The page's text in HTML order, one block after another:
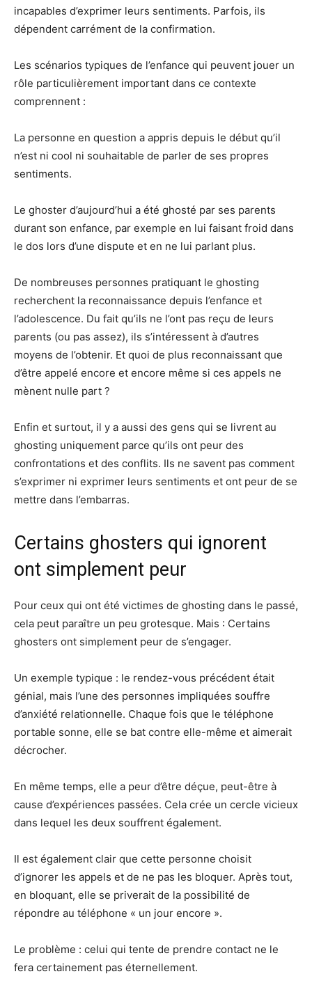
incapables d’exprimer leurs sentiments. Parfois, ils
dépendent carrément de la confirmation.
Les scénarios typiques de l’enfance qui peuvent jouer un
rôle particulièrement important dans ce contexte
comprennent :
La personne en question a appris depuis le début qu’il
n’est ni cool ni souhaitable de parler de ses propres
sentiments.
Le ghoster d’aujourd’hui a été ghosté par ses parents
durant son enfance, par exemple en lui faisant froid dans
le dos lors d’une dispute et en ne lui parlant plus.
De nombreuses personnes pratiquant le ghosting
recherchent la reconnaissance depuis l’enfance et
l’adolescence. Du fait qu’ils ne l’ont pas reçu de leurs
parents (ou pas assez), ils s’intéressent à d’autres
moyens de l’obtenir. Et quoi de plus reconnaissant que
d’être appelé encore et encore même si ces appels ne
mènent nulle part ?
Enfin et surtout, il y a aussi des gens qui se livrent au
ghosting uniquement parce qu’ils ont peur des
confrontations et des conflits. Ils ne savent pas comment
s’exprimer ni exprimer leurs sentiments et ont peur de se
mettre dans l’embarras.
Certains ghosters qui ignorent
ont simplement peur
Pour ceux qui ont été victimes de ghosting dans le passé,
cela peut paraître un peu grotesque. Mais : Certains
ghosters ont simplement peur de s’engager.
Un exemple typique : le rendez-vous précédent était
génial, mais l’une des personnes impliquées souffre
d’anxiété relationnelle. Chaque fois que le téléphone
portable sonne, elle se bat contre elle-même et aimerait
décrocher.
En même temps, elle a peur d’être déçue, peut-être à
cause d’expériences passées. Cela crée un cercle vicieux
dans lequel les deux souffrent également.
Il est également clair que cette personne choisit
d’ignorer les appels et de ne pas les bloquer. Après tout,
en bloquant, elle se priverait de la possibilité de
répondre au téléphone « un jour encore ».
Le problème : celui qui tente de prendre contact ne le
fera certainement pas éternellement.